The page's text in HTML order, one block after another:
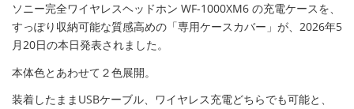
ソニー完全ワイヤレスヘッドホン WF-1000XM6 の充電ケースを、
すっぽり収納可能な質感高めの「専用ケースカバー」が、2026年5
月20日の本日発表されました。
本体色とあわせて２色展開。
装着したままUSBケーブル、ワイヤレス充電どちらでも可能と、